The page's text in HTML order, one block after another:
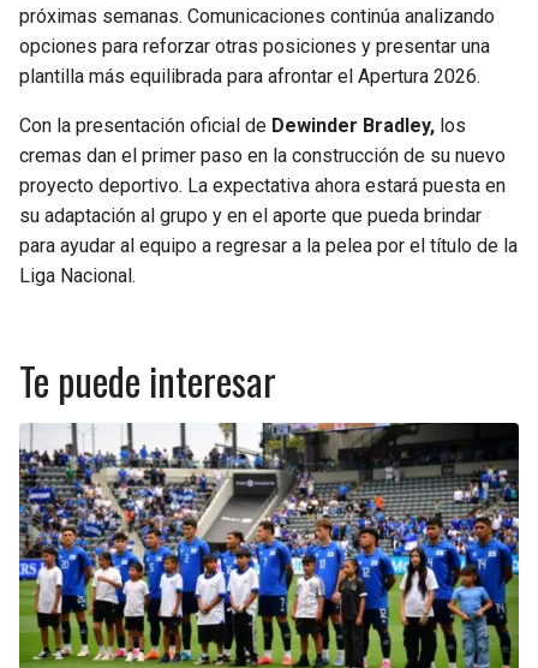
próximas semanas. Comunicaciones continúa analizando
opciones para reforzar otras posiciones y presentar una
plantilla más equilibrada para afrontar el Apertura 2026.
Con la presentación oficial de Dewinder Bradley, los
cremas dan el primer paso en la construcción de su nuevo
proyecto deportivo. La expectativa ahora estará puesta en
su adaptación al grupo y en el aporte que pueda brindar
para ayudar al equipo a regresar a la pelea por el título de la
Liga Nacional.
Te puede interesar